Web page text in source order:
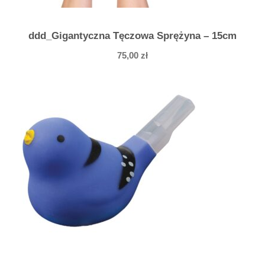
ddd_Gigantyczna Tęczowa Sprężyna – 15cm
75,00 zł